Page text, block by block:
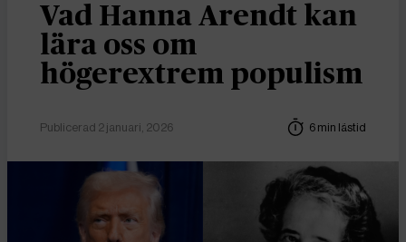
Vad Hanna Arendt kan
lära oss om
högerextrem populism
Publicerad 2 januari, 2026 6 min lästid